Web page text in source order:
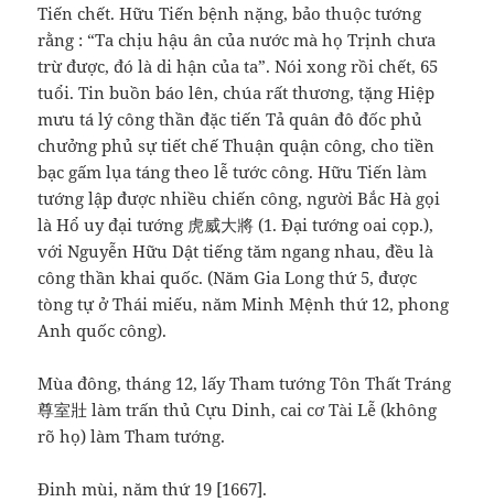
Tiến chết. Hữu Tiến bệnh nặng, bảo thuộc tướng
rằng : “Ta chịu hậu ân của nước mà họ Trịnh chưa
trừ được, đó là di hận của ta”. Nói xong rồi chết, 65
tuổi. Tin buồn báo lên, chúa rất thương, tặng Hiệp
mưu tá lý công thần đặc tiến Tả quân đô đốc phủ
chưởng phủ sự tiết chế Thuận quận công, cho tiền
bạc gấm lụa táng theo lễ tước công. Hữu Tiến làm
tướng lập được nhiều chiến công, người Bắc Hà gọi
là Hổ uy đại tướng 虎威大將 (1. Đại tướng oai cọp.),
với Nguyễn Hữu Dật tiếng tăm ngang nhau, đều là
công thần khai quốc. (Năm Gia Long thứ 5, được
tòng tự ở Thái miếu, năm Minh Mệnh thứ 12, phong
Anh quốc công).
Mùa đông, tháng 12, lấy Tham tướng Tôn Thất Tráng
尊室壯 làm trấn thủ Cựu Dinh, cai cơ Tài Lễ (không
rõ họ) làm Tham tướng.
Đinh mùi, năm thứ 19 [1667].